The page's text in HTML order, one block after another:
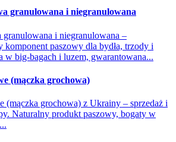
granulowana i niegranulowana
granulowana i niegranulowana –
komponent paszowy dla bydła, trzody i
w big-bagach i luzem, gwarantowana...
(mączka grochowa)
(mączka grochowa) z Ukrainy – sprzedaż i
Naturalny produkt paszowy, bogaty w